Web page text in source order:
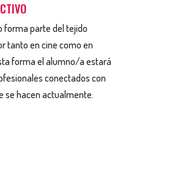
forma parte del tejido
tanto en cine como en
forma el alumno/a estará
conectados con
se hacen actualmente.